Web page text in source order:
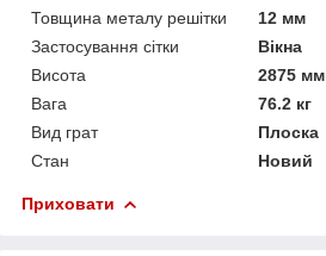
Товщина металу решітки
12 мм
Застосування сітки
Вікна
Висота
2875 мм
Вага
76.2 кг
Вид грат
Плоска
Стан
Новий
Приховати